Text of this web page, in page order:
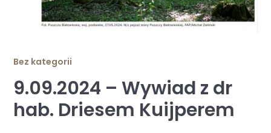
Bez kategorii
9.09.2024 – Wywiad z dr
hab. Driesem Kuijperem